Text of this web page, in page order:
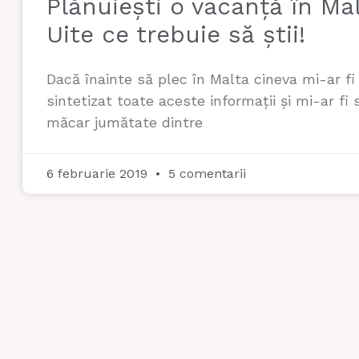
Plănuiești o vacanță în
Uite ce trebuie să știi!
Dacă înainte să plec în Malta cineva mi-ar fi
sintetizat toate aceste informații și mi-ar fi
măcar jumătate dintre
6 februarie 2019 5 comentarii